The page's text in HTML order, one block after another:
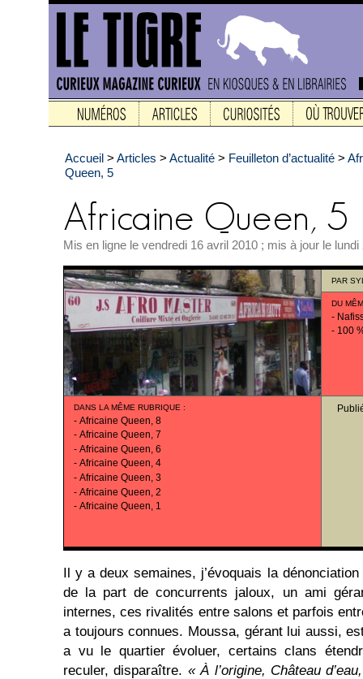
Accueil > Articles > Actualité > Feuilleton d’actualité >
Queen, 5
Mis en ligne le vendredi 16 avril 2010 ; mis à jour le
PAR
DU
-
- 100
DANS LA MÊME RUBRIQUE :
- Africaine Queen, 8
- Africaine Queen, 7
- Africaine Queen, 6
- Africaine Queen, 4
- Africaine Queen, 3
- Africaine Queen, 2
- Africaine Queen, 1
Il y a deux semaines, j’évoquais la
de la part de concurrents jaloux, un ami
internes, ces rivalités entre salons et parfois
a toujours connues. Moussa, gérant lui aussi,
a vu le quartier évoluer, certains clans
reculer, disparaître. « À l’origine, Château